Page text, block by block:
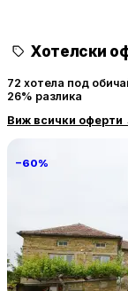
Хотелски
72 хотела под
26% разлика
Виж всички оферти
−60%
Villa Vin Santo